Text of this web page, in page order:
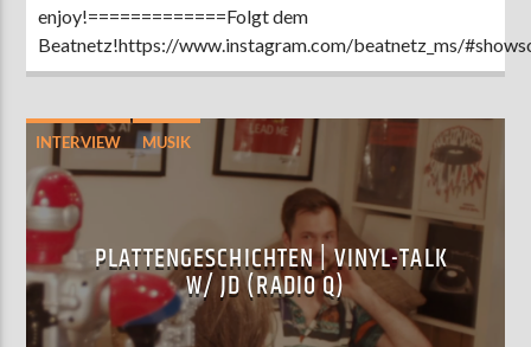
enjoy!=============Folgt dem
Beatnetz!https://www.instagram.com/beatnetz_ms/
INTERVIEW MUSIK
PLATTENGESCHICHTEN | VINYL-TALK
W/ JD (RADIO Q)